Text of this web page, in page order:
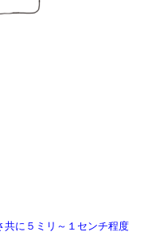
共に５ミリ～１センチ程度